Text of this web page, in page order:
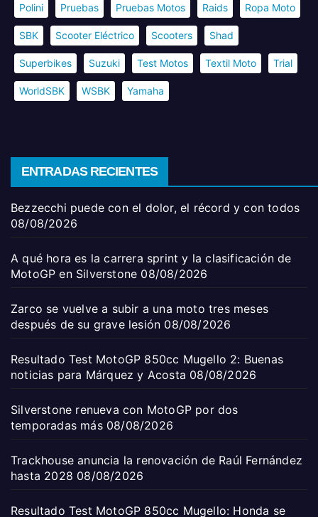
Polini Pruebas Pruebas Motos Raids Ropa Moto
SBK Scooter Eléctrico Scooters Shad
Superbikes Suzuki Test Motos Textil Moto Trial
WorldSBK WSBK Yamaha
ENTRADAS RECIENTES
Bezzecchi puede con el dolor, el récord y con todos
08/08/2026
A qué hora es la carrera sprint y la clasificación de
MotoGP en Silverstone 08/08/2026
Zarco se vuelve a subir a una moto tres meses
después de su grave lesión 08/08/2026
Resultado Test MotoGP 850cc Mugello 2: Buenas
noticias para Márquez y Acosta 08/08/2026
Silverstone renueva con MotoGP por dos
temporadas más 08/08/2026
Trackhouse anuncia la renovación de Raúl Fernández
hasta 2028 08/08/2026
Resultado Test MotoGP 850cc Mugello: Honda se